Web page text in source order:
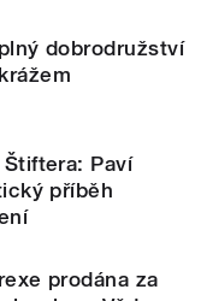
dobrodružství
Paví
příběh
prodána za